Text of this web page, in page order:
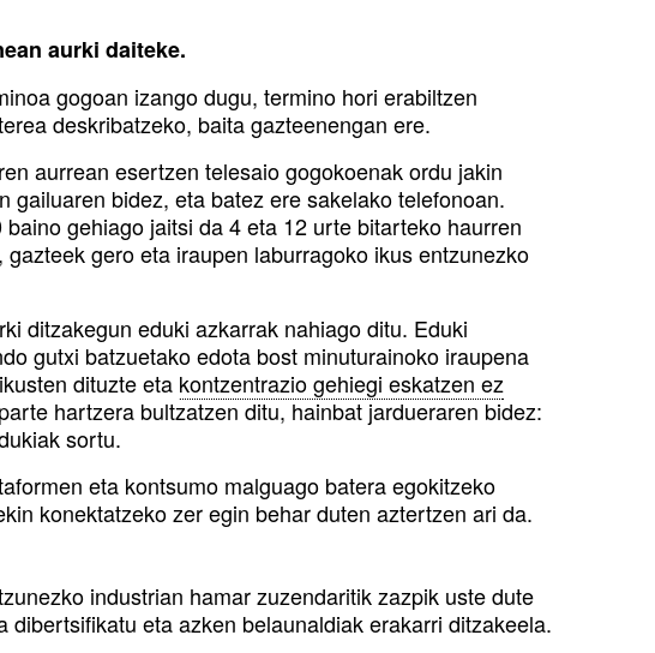
aurki daiteke.
gogoan izango dugu, termino hori erabiltzen
deskribatzeko, baita gazteenengan ere.
aurrean esertzen telesaio gogokoenak ordu jakin
bidez, eta batez ere sakelako telefonoan.
gehiago jaitsi da 4 eta 12 urte bitarteko haurren
gero eta iraupen laburragoko ikus entzunezko
ditzakegun eduki azkarrak nahiago ditu. Eduki
gutxi batzuetako edota bost minuturainoko iraupena
dituzte eta kontzentrazio gehiegi eskatzen ez
hartzera bultzatzen ditu, hainbat jardueraren bidez:
sortu.
eta kontsumo malguago batera egokitzeko
konektatzeko zer egin behar duten aztertzen ari da.
industrian hamar zuzendaritik zazpik uste dute
eta azken belaunaldiak erakarri ditzakeela.